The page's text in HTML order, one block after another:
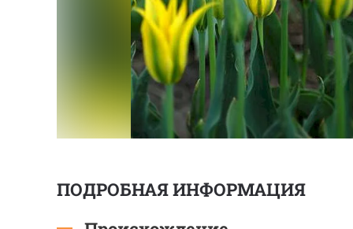
ПОДРОБНАЯ ИНФОРМАЦИЯ